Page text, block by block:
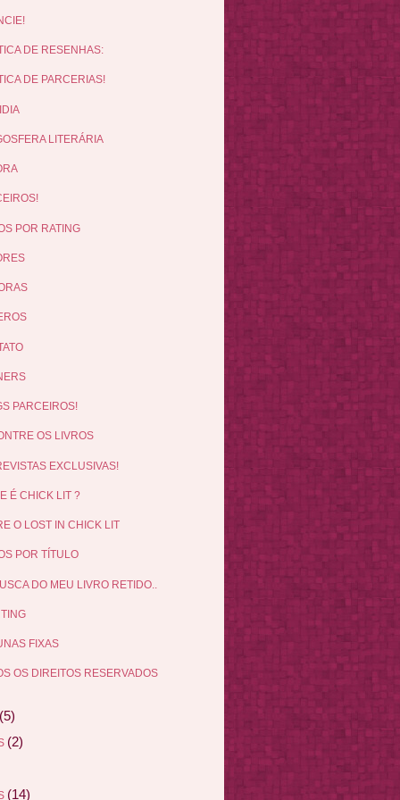
DE RESENHAS:
DE PARCERIAS!
LITERÁRIA
POR RATING
PARCEIROS!
OS LIVROS
EXCLUSIVAS!
É CHICK LIT ?
O LOST IN CHICK LIT
POR TÍTULO
DO MEU LIVRO RETIDO..
FIXAS
OS DIREITOS RESERVADOS
(5)
(2)
(14)